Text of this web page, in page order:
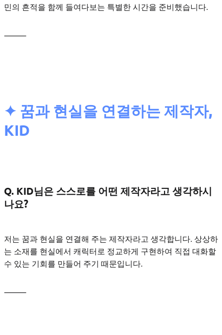
민의 흔적을 함께 들여다보는 특별한 시간을 준비했습니다.
⸻
✦ 꿈과 현실을 연결하는 제작자,
KID
Q. KID님은 스스로를 어떤 제작자라고 생각하시
나요?
저는 꿈과 현실을 연결해 주는 제작자라고 생각합니다. 상상하
는 소재를 현실에서 캐릭터로 정교하게 구현하여 직접 대화할
수 있는 기회를 만들어 주기 때문입니다.
⸻